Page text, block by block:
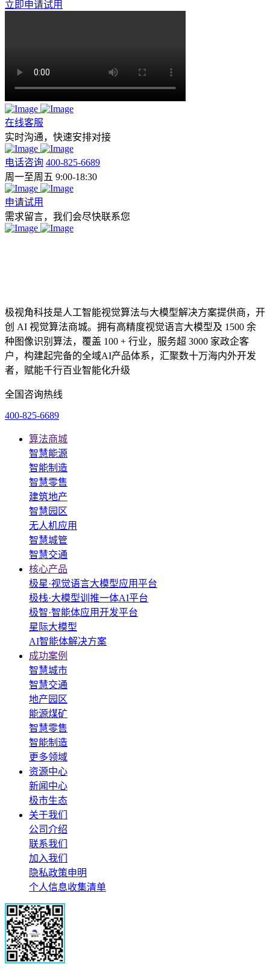
立即申请试用
在线客服
实时沟通，快速安排对接
电话咨询 400-825-6689
周一至周五 9:00-18:30
申请试用
需求留言，我们会尽快联系您
极视角科技是人工智能视觉算法与大模型解决方案提供商，开
创 AI 视觉算法商城。拥有高精度视觉语言大模型及 1500 余
种图像识别算法，覆盖 100 + 行业，服务超 3000 家政企客
户，构建起完备的全域AI产品体系，汇聚数十万海内外开发
者，赋能千行百业智能化升级
全国咨询热线
400-825-6689
算法商城
智慧能源
智能制造
智慧零售
建筑地产
智慧园区
无人机应用
智慧城管
智慧交通
核心产品
极星·视觉语言大模型应用平台
极栈·大模型训推一体AI平台
极智·智能体应用开发平台
星际大模型
AI智能体解决方案
成功案例
智慧城市
智慧交通
地产园区
能源煤矿
智慧零售
智能制造
更多领域
资源中心
新闻中心
极市生态
关于我们
公司介绍
联系我们
加入我们
隐私政策申明
个人信息收集清单